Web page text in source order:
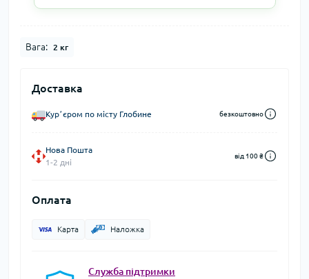
Вага: 2 кг
Доставка
Курʼєром по місту Глобине безкоштовно
Нова Пошта
1-2 дні
від 100 ₴
Оплата
Карта Наложка
Служба підтримки